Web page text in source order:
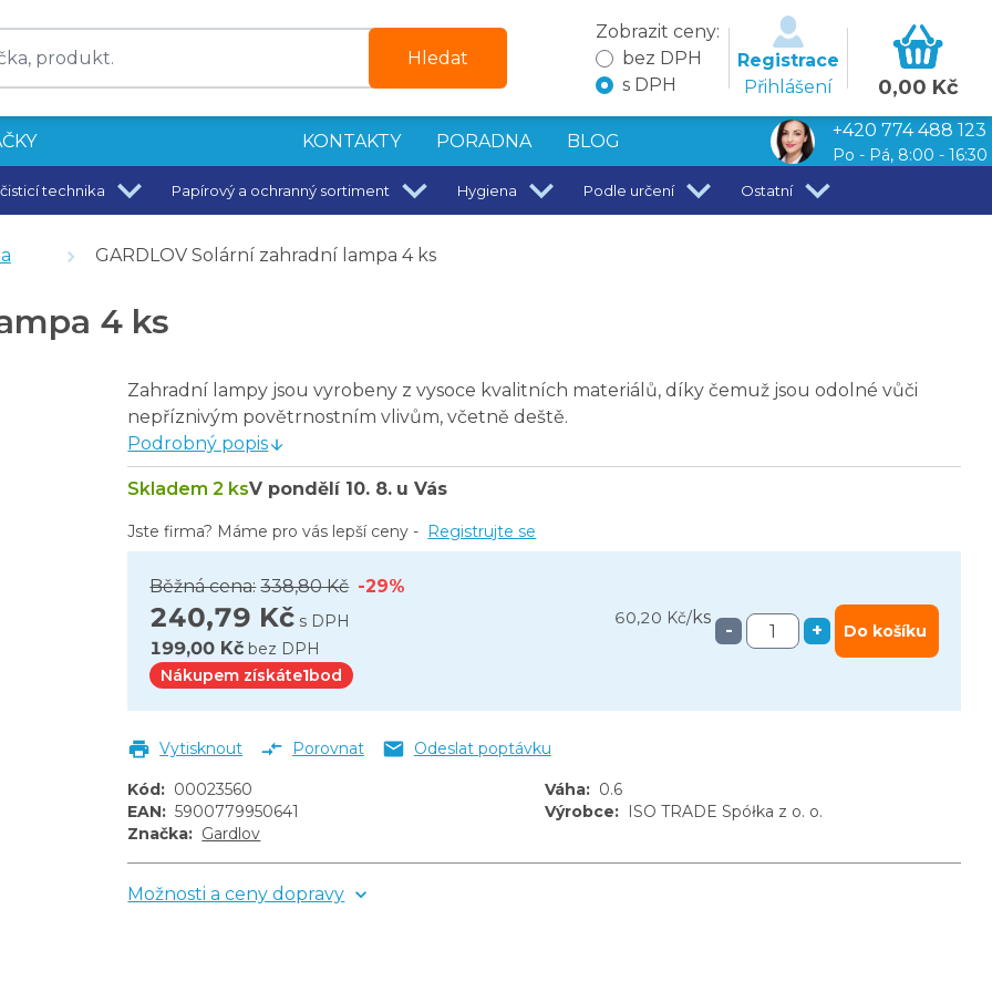
Hledat
Zobrazit ceny:
bez DPH
s DPH
Registrace
Přihlášení
0,00 Kč
KONTAKTY PORADNA BLOG
+420 774 488 123
Po - Pá, 8:00 - 16:30
technika Papírový a ochranný sortiment Hygiena Podle určení Ostatní
GARDLOV Solární zahradní lampa 4 ks
4 ks
Zahradní lampy jsou vyrobeny z vysoce kvalitních materiálů, díky čemuž jsou odolné vůči
nepříznivým povětrnostním vlivům, včetně deště.
Podrobný popis
Běžná cena: 338,80 Kč -29%
240,79 Kč s DPH 60,20 Kč/ks
199,00 Kč bez DPH
Nákupem získáte1bod
- + Do košíku
Skladem 2 ksV pondělí 10. 8. u Vás
Jste firma? Máme pro vás lepší ceny - Registrujte se
Vytisknout Porovnat Odeslat poptávku
Kód: 00023560 Váha: 0.6
EAN: 5900779950641 Výrobce: ISO TRADE Spółka z o. o.
Značka: Gardlov
Možnosti a ceny dopravy